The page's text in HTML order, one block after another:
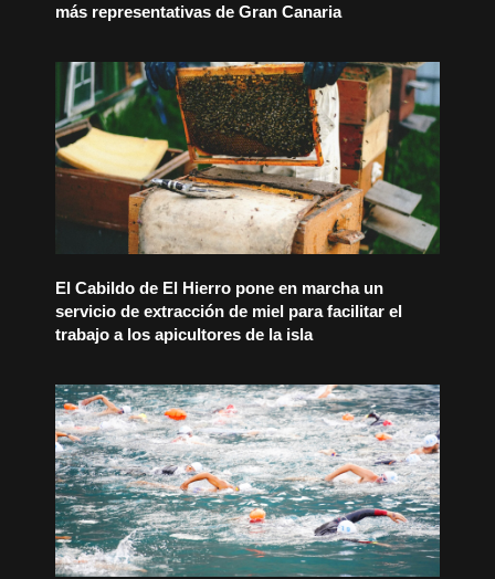
más representativas de Gran Canaria
El Cabildo de El Hierro pone en marcha un
servicio de extracción de miel para facilitar el
trabajo a los apicultores de la isla